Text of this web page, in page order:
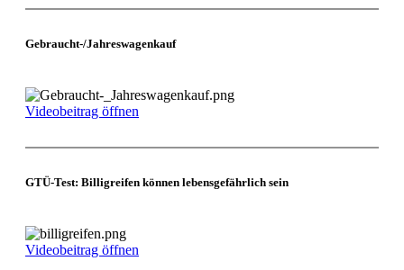
Gebraucht-/Jahreswagenkauf
Videobeitrag öffnen
GTÜ-Test: Billigreifen können lebensgefährlich sein
Videobeitrag öffnen